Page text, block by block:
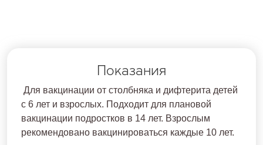
Показания
Для вакцинации от столбняка и дифтерита детей
с 6 лет и взрослых. Подходит для плановой
вакцинации подростков в 14 лет. Взрослым
рекомендовано вакцинироваться каждые 10 лет.